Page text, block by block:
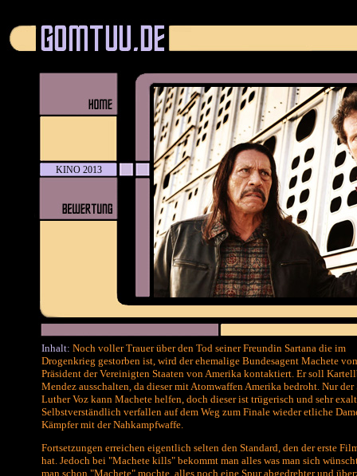
Inhalt: Noch voller Trauer über den Tod seiner Freundin Sartana die im
Drogenkrieg gestorben ist, wird der ehemalige Bundesagent Machete
Präsident der Vereinigten Staaten von Amerika kontaktiert. Er soll
Mendez ausschalten, da dieser mit Atomwaffen Amerika bedroht. Nur
Luther Voz kann Machete helfen, doch dieser ist trügerisch und sehr
Selbstverständlich verfallen auf dem Weg zum Finale wieder etliche
Kämpfer mit der Nahkampfwaffe.
Fortsetzungen erreichen eigentlich selten den Standard, den der erste
hat. Jedoch bei "Machete kills" bekommt man alles was man sich
man schon "Machete" mochte, alles noch eine Spur abgedrehter und
KINO 2013